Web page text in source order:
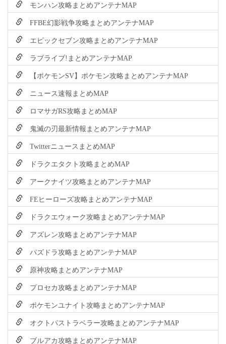
モンハン攻略まとめアンテナMAP
FFBE幻影戦争攻略まとめアンテナMAP
エピックセブン攻略まとめアンテナMAP
ラブライブ!まとめアンテナMAP
【ポケモンSV】ポケモン攻略まとめアンテナMAP
ニュース速報まとめMAP
ロマサガRS攻略まとめMAP
鬼滅の刃最新情報まとめアンテナMAP
TwitterニュースまとめMAP
ドラクエタクト攻略まとめMAP
アークナイツ攻略まとめアンテナMAP
FEヒーローズ攻略まとめアンテナMAP
ドラクエウォーク攻略まとめアンテナMAP
アズレン攻略まとめアンテナMAP
パズドラ攻略まとめアンテナMAP
原神攻略まとめアンテナMAP
プロセカ攻略まとめアンテナMAP
ポケモンユナイト攻略まとめアンテナMAP
オクトパストラベラー攻略まとめアンテナMAP
ブルアカ攻略まとめアンテナMAP